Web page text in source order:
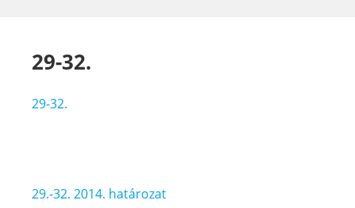
29-32.
29-32.
Bejegyzés
29.-32. 2014. határozat